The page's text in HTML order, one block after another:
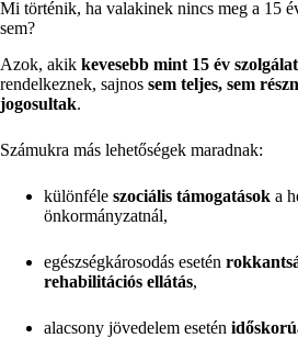
Mi történik, ha valakinek nincs meg a 15
sem?
Azok, akik kevesebb mint 15 év
rendelkeznek, sajnos sem teljes, sem
jogosultak.
Számukra más lehetőségek maradnak:
különféle szociális támogatások a
önkormányzatnál,
egészségkárosodás esetén
rehabilitációs ellátás,
alacsony jövedelem esetén